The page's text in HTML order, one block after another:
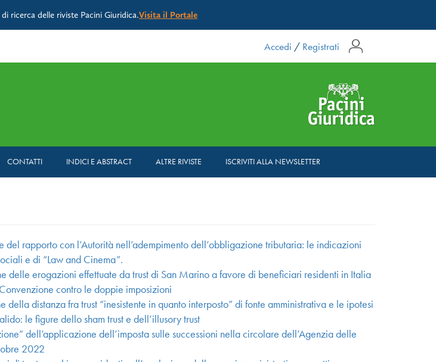
ricerca delle riviste Pacini Giuridica.Visita il Portale
Accedi / Registrati
CONTATTI INDICI E ABSTRACT ALTRE RIVISTE ISCRIVITI ALLA NEWSLETTER
del rapporto con l’Autorità nell’adempimento dell’obbligazione tributaria: le indicazioni
e di “Law and Cinema”.
delle erogazioni effettuate da trust di San Marino a favore di beneficiari residenti in Italia
contro le doppie imposizioni
della distanza fra trust “inesistente in quanto interposto” di fonte amministrativa e le ipotesi
le figure dello sham trust e dell’illusory trust
dell’applicazione dell’imposta sulle successioni nella circolare dell’Agenzia delle
2022